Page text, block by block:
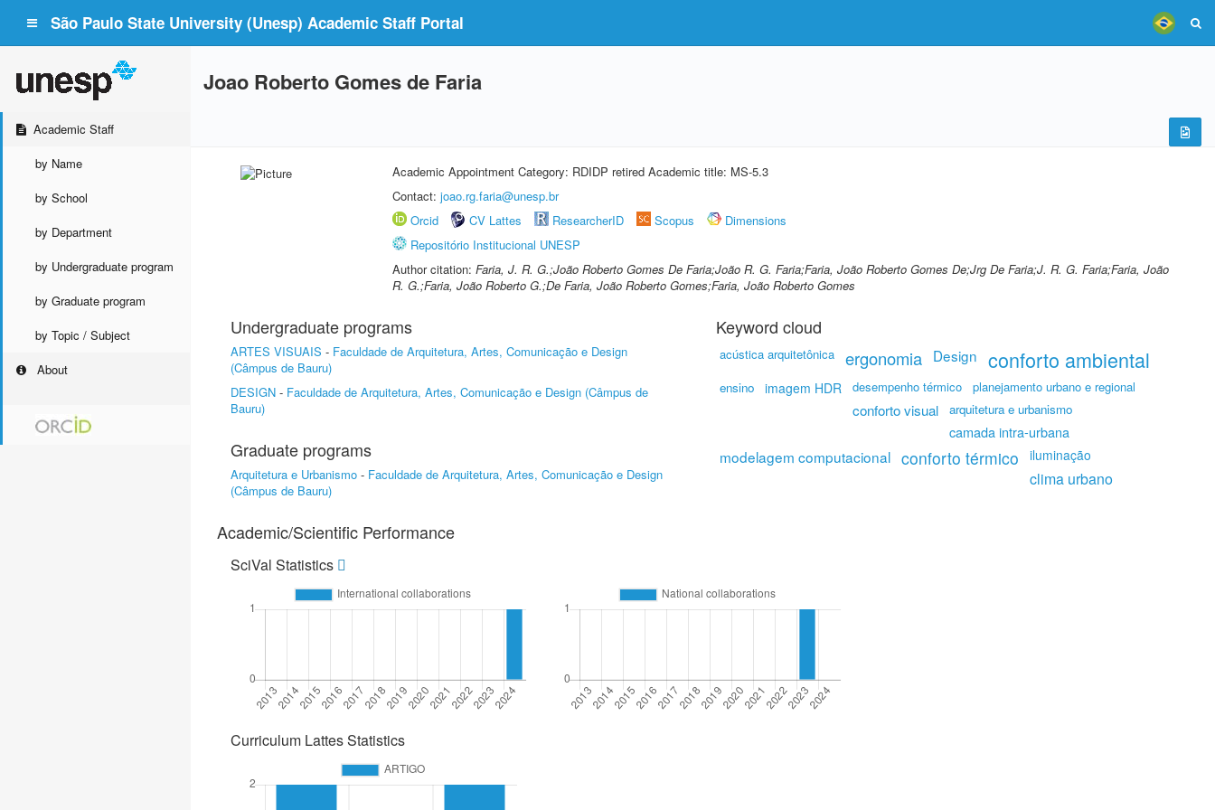
São Paulo State University (Unesp) Academic Staff Portal
Academic Staff
by Name
by School
by Department
by Undergraduate program
by Graduate program
by Topic / Subject
About
Joao Roberto Gomes de Faria
Academic Appointment Category: RDIDP retired Academic title: MS-5.3
Contact: joao.rg.faria@unesp.br
Orcid
CV Lattes ResearcherID Scopus
Dimensions
Repositório Institucional UNESP
Author citation: Faria, J. R. G.;João Roberto Gomes De Faria;João R. G. Faria;Faria, João Roberto Gomes De;Jrg De Faria;J. R. G. Faria;Faria, João
R. G.;Faria, João Roberto G.;De Faria, João Roberto Gomes;Faria, João Roberto Gomes
Undergraduate programs
ARTES VISUAIS - Faculdade de Arquitetura, Artes, Comunicação e Design
(Câmpus de Bauru)
DESIGN - Faculdade de Arquitetura, Artes, Comunicação e Design (Câmpus de
Bauru)
Graduate programs
Arquitetura e Urbanismo - Faculdade de Arquitetura, Artes, Comunicação e Design
(Câmpus de Bauru)
Keyword cloud
acústica arquitetônica ergonomia Design conforto ambiental
ensino imagem HDR desempenho térmico planejamento urbano e regional
conforto visual arquitetura e urbanismo
camada intra-urbana
modelagem computacional conforto térmico iluminação
clima urbano
Academic/Scientific Performance
SciVal Statistics
Curriculum Lattes Statistics